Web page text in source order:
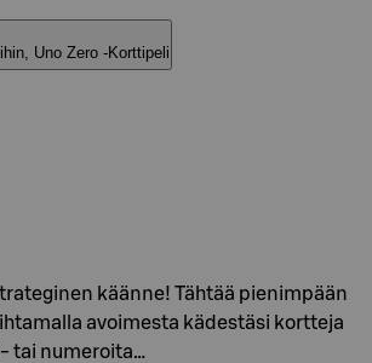
Uno Zero -Korttipeli
käänne! Tähtää pienimpään
avoimesta kädestäsi kortteja
tai numeroita…